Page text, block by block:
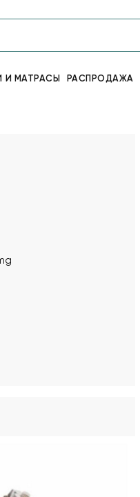
И МАТРАСЫ РАСПРОДАЖА